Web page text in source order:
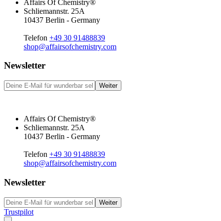
Affairs Of Chemistry®
Schliemannstr. 25A
10437 Berlin - Germany
Telefon +49 30 91488839
shop@affairsofchemistry.com
Newsletter
Weiter
Affairs Of Chemistry®
Schliemannstr. 25A
10437 Berlin - Germany
Telefon +49 30 91488839
shop@affairsofchemistry.com
Newsletter
Weiter
Trustpilot